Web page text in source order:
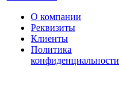
О компании
Реквизиты
Клиенты
Политика
конфиденциальности